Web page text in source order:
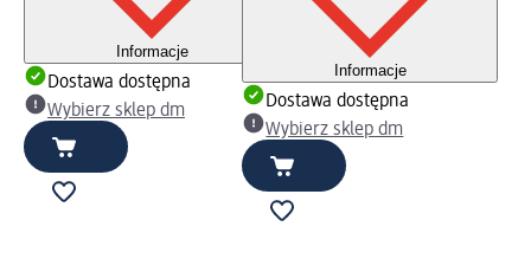
Informacje
Dostawa dostępna
Wybierz sklep dm
Informacje
Dostawa dostępna
Wybierz sklep dm